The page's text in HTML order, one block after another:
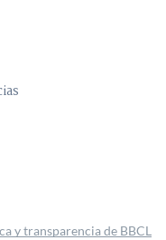
y transparencia de BBCL